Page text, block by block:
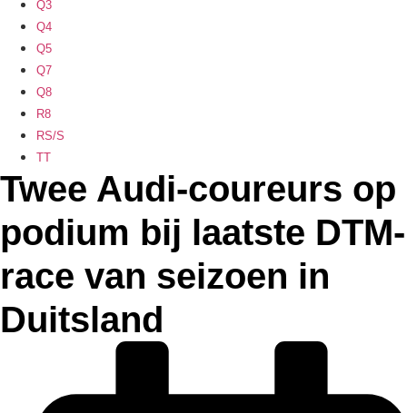
Q3
Q4
Q5
Q7
Q8
R8
RS/S
TT
Twee Audi-coureurs op
podium bij laatste DTM-
race van seizoen in
Duitsland